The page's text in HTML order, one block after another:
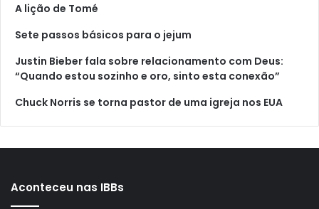
A lição de Tomé
Sete passos básicos para o jejum
Justin Bieber fala sobre relacionamento com Deus:
“Quando estou sozinho e oro, sinto esta conexão”
Chuck Norris se torna pastor de uma igreja nos EUA
Aconteceu nas IBBs